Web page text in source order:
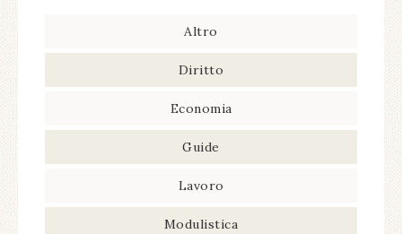
Altro
Diritto
Economia
Guide
Lavoro
Modulistica